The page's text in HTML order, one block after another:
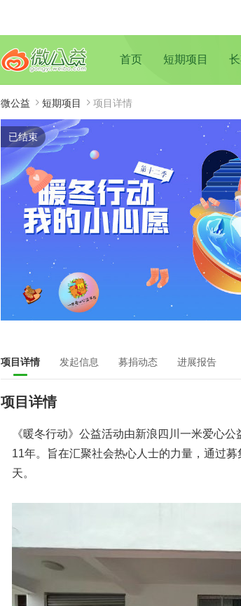
首页 短期项目
微公益 短期项目 项目详情
已结束
项目详情 发起信息 募捐动态 进展报告
项目详情
《暖冬行动》公益活动由新浪四川一米爱心
11年。旨在汇聚社会热心人士的力量，通过
天。